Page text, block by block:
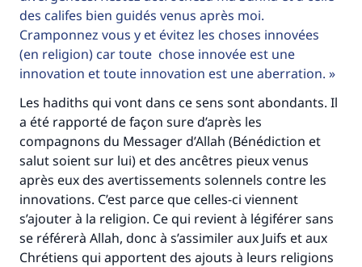
des califes bien guidés venus après moi.
Cramponnez vous y et évitez les choses innovées
(en religion) car toute chose innovée est une
innovation et toute innovation est une aberration.
Les hadiths qui vont dans ce sens sont abondants. Il
a été rapporté de façon sure d’après les
compagnons du Messager d’Allah (Bénédiction et
salut soient sur lui) et des ancêtres pieux venus
après eux des avertissements solennels contre les
innovations. C’est parce que celles-ci viennent
s’ajouter à la religion. Ce qui revient à légiférer sans
se référerà Allah, donc à s’assimiler aux Juifs et aux
Chrétiens qui apportent des ajouts à leurs religions